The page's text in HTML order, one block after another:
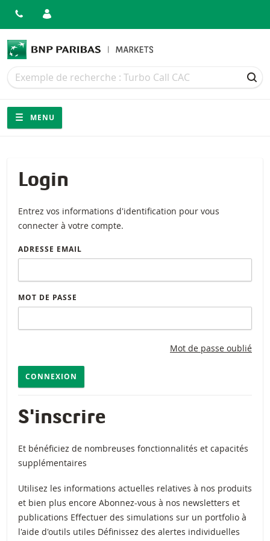
Recherche
Recherche
Navigation
Navigation sur le site
MENU
Login
Entrez vos informations d'identification pour vous
connecter à votre compte.
ADRESSE EMAIL
MOT DE PASSE
Mot de passe oublié
CONNEXION
S'inscrire
Et bénéficiez de nombreuses fonctionnalités et capacités
supplémentaires
Utilisez les informations actuelles relatives à nos produits
et bien plus encore Abonnez-vous à nos newsletters et
publications Effectuer des simulations sur un portfolio à
l'aide d'outils utiles Définissez des alertes individuelles